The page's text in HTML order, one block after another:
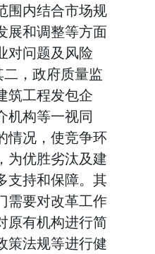
围内结合市场规
展和调整等方面
对问题及风险
二，政府质量监
筑工程发包企
机构等一视同
情况，使竞争环
为优胜劣汰及建
支持和保障。其
需要对改革工作
原有机构进行简
策法规等进行健